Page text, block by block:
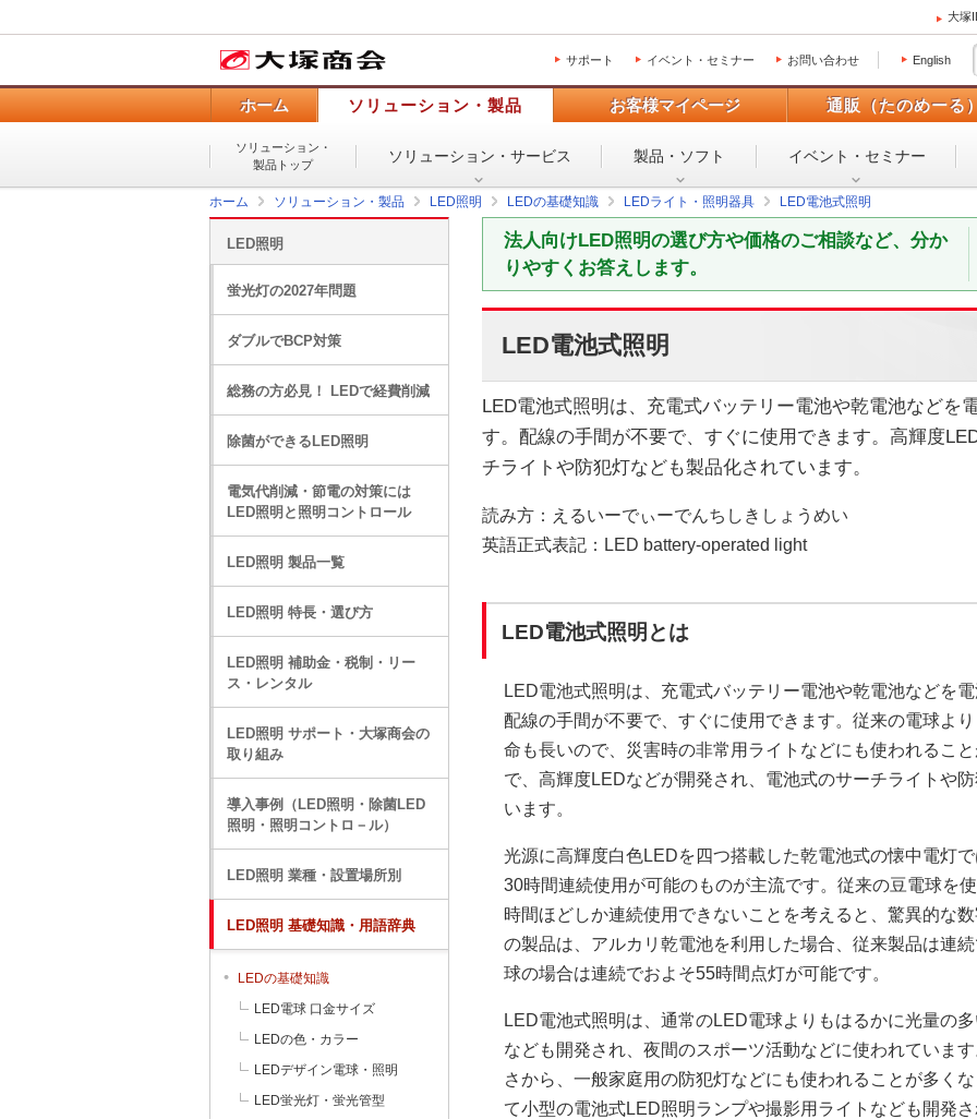
大塚
サポート イベント・セミナー お問い合わせ English
ホーム ソリューション・製品 お客様マイページ 通販（たのめーる）
ソリューション・
製品トップ
ソリューション・ サービス 製品・ソフト イベント・ セミナー
ホーム ソリューション・製品 LED照明 LEDの基礎知識 LEDライト・照明器具 LED電池式照明
法人向けLED照明の選び方や価格のご相談など、分か
りやすくお答えします。
LED電池式照明
LED電池式照明は、充電式バッテリー電池や乾電池などを
す。配線の手間が不要で、すぐに使用できます。高輝度
チライトや防犯灯なども製品化されています。
読み方：えるいーでぃーでんちしきしょうめい
英語正式表記：LED battery-operated light
LED電池式照明とは
LED電池式照明は、充電式バッテリー電池や乾電池などを
配線の手間が不要で、すぐに使用できます。従来の電球よ
命も長いので、災害時の非常用ライトなどにも使われるこ
で、高輝度LEDなどが開発され、電池式のサーチライトや
います。
光源に高輝度白色LEDを四つ搭載した乾電池式の懐中電灯
30時間連続使用が可能のものが主流です。従来の豆電球を
時間ほどしか連続使用できないことを考えると、驚異的な
の製品は、アルカリ乾電池を利用した場合、従来製品は連
球の場合は連続でおよそ55時間点灯が可能です。
LED電池式照明は、通常のLED電球よりもはるかに光量の
なども開発され、夜間のスポーツ活動などに使われていま
さから、一般家庭用の防犯灯などにも使われることが多く
て小型の電池式LED照明ランプや撮影用ライトなども開発さ
LED照明
蛍光灯の2027年問題
ダブルでBCP対策
総務の方必見！ LEDで経費削減
除菌ができるLED照明
電気代削減・節電の対策には
LED照明と照明コントロール
LED照明 製品一覧
LED照明 特長・選び方
LED照明 補助金・税制・リー
ス・レンタル
LED照明 サポート・大塚商会の
取り組み
導入事例（LED照明・除菌LED
照明・照明コントロ－ル）
LED照明 業種・設置場所別
LED照明 基礎知識・用語辞典
LEDの基礎知識
LED電球 口金サイズ
LEDの色・カラー
LEDデザイン電球・照明
LED蛍光灯・蛍光管型